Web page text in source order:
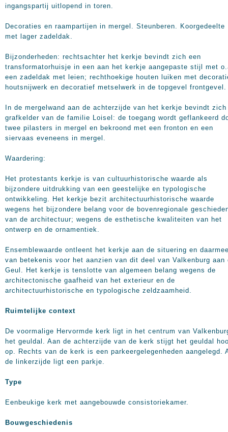
ingangspartij uitlopend in toren.
Decoraties en raampartijen in mergel. Steunberen. Koorgedeelte
met lager zadeldak.
Bijzonderheden: rechtsachter het kerkje bevindt zich een
transformatorhuisje in een aan het kerkje aangepaste stijl met
een zadeldak met leien; rechthoekige houten luiken met
houtsnijwerk en decoratief metselwerk in de topgevel frontgevel.
In de mergelwand aan de achterzijde van het kerkje bevindt zich
grafkelder van de familie Loisel: de toegang wordt geflankeerd
twee pilasters in mergel en bekroond met een fronton en een
siervaas eveneens in mergel.
Waardering:
Het protestants kerkje is van cultuurhistorische waarde als
bijzondere uitdrukking van een geestelijke en typologische
ontwikkeling. Het kerkje bezit architectuurhistorische waarde
wegens het bijzondere belang voor de bovenregionale
van de architectuur; wegens de esthetische kwaliteiten van het
ontwerp en de ornamentiek.
Ensemblewaarde ontleent het kerkje aan de situering en
van betekenis voor het aanzien van dit deel van Valkenburg aan
Geul. Het kerkje is tenslotte van algemeen belang wegens de
architectonische gaafheid van het exterieur en de
architectuurhistorische en typologische zeldzaamheid.
Ruimtelijke context
De voormalige Hervormde kerk ligt in het centrum van
het geuldal. Aan de achterzijde van de kerk stijgt het geuldal
op. Rechts van de kerk is een parkeergelegenheden aangelegd.
de linkerzijde ligt een parkje.
Type
Eenbeukige kerk met aangebouwde consistoriekamer.
Bouwgeschiedenis